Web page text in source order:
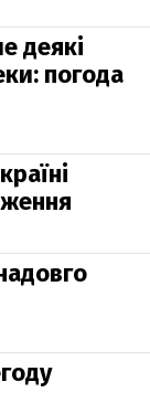
деякі
погода